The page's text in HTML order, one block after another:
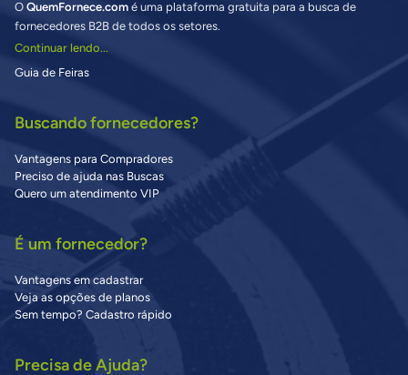
O QuemFornece.com é uma plataforma gratuita para a busca de
fornecedores B2B de todos os setores.
Continuar lendo...
Guia de Feiras
Buscando fornecedores?
Vantagens para Compradores
Preciso de ajuda nas Buscas
Quero um atendimento VIP
É um fornecedor?
Vantagens em cadastrar
Veja as opções de planos
Sem tempo? Cadastro rápido
Precisa de Ajuda?